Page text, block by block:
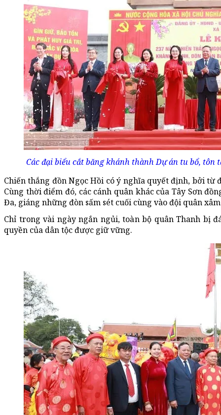
Các đại biểu cắt băng khánh thành Dự án tu bổ,
Chiến thắng đồn Ngọc Hồi có ý nghĩa quyết định, bởi
Cùng thời điểm đó, các cánh quân khác của Tây Sơn
Đa, giáng những đòn sấm sét cuối cùng vào đội quân
Chỉ trong vài ngày ngắn ngủi, toàn bộ quân Thanh bị
quyền của dân tộc được giữ vững.